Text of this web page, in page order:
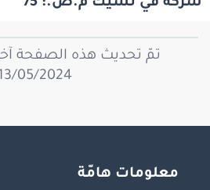
شركة في تشيك م.ض.: 75
تمّ تحديث هذه الصفحة
13/05/2024
معلومات هامّة